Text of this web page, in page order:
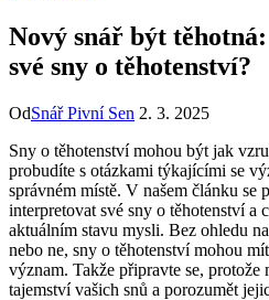
Nový snář být
své sny o těhotenství?
OdSnář Pivní Sen 2. 3. 2025
Sny o těhotenství mohou být jak
probudíte s otázkami týkajícími se
správném místě. V našem článku se
interpretovat své sny o těhotenství a
aktuálním stavu mysli. Bez ohledu
nebo ne, sny o těhotenství mohou
význam. Takže připravte se,
tajemství vašich snů a porozumět